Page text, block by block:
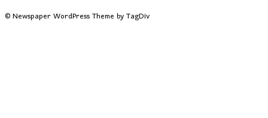
© Newspaper WordPress Theme by TagDiv